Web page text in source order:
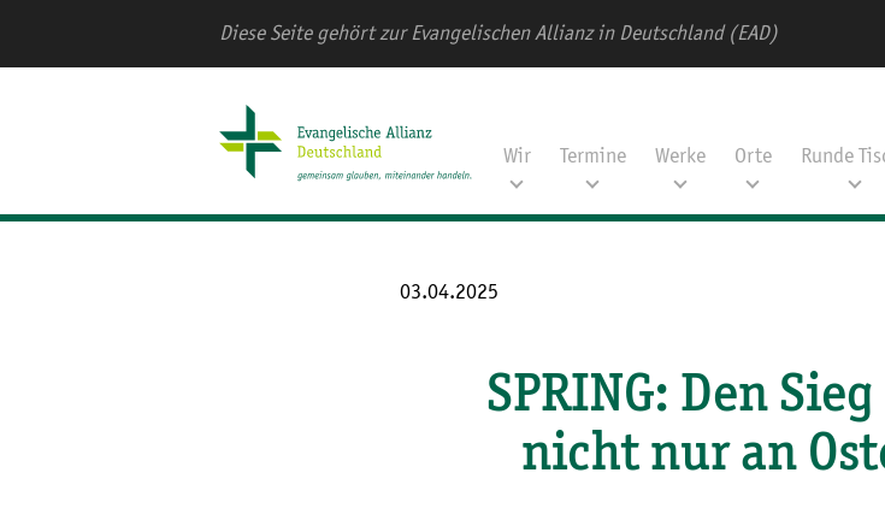
Diese Seite gehört zur Evangelischen Allianz in Deutschland (EAD)
Wir Termine Werke Orte Runde
03.04.2025
SPRING: Den
nicht nur an